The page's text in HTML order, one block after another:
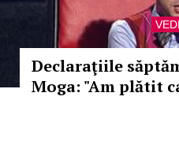
Declaraţiile
Moga: "Am plătit